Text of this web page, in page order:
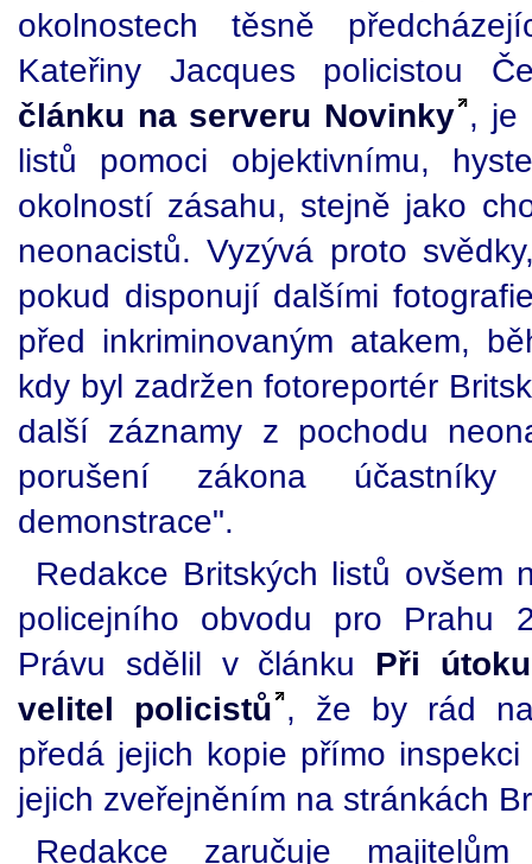
okolnostech těsně
Kateřiny Jacques policistou
článku na serveru Novinky , je
listů pomoci objektivnímu,
okolností zásahu, stejně jako
neonacistů. Vyzývá proto
pokud disponují dalšími
před inkriminovaným atakem,
kdy byl zadržen fotoreportér
další záznamy z pochodu
porušení zákona
demonstrace".
Redakce Britských listů ovšem
policejního obvodu pro Prahu
Právu sdělil v článku Při
velitel policistů , že by rád
předá jejich kopie přímo
jejich zveřejněním na stránkách
Redakce zaručuje